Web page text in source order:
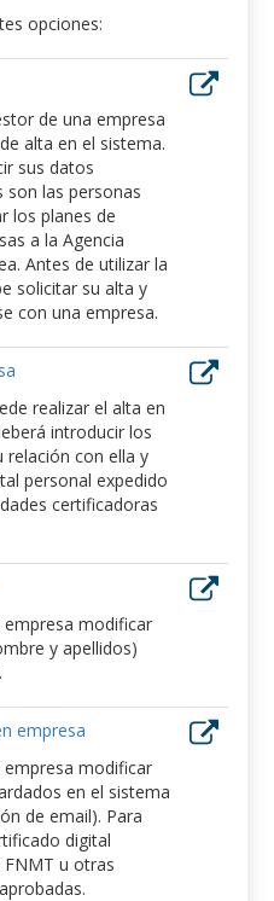
opciones:
de una empresa
alta en el sistema.
sus datos
son las personas
los planes de
a la Agencia
Antes de utilizar la
solicitar su alta y
con una empresa.
realizar el alta en
introducir los
relación con ella y
personal expedido
certificadoras
modificar
y apellidos)
empresa
modificar
en el sistema
de email). Para
digital
u otras